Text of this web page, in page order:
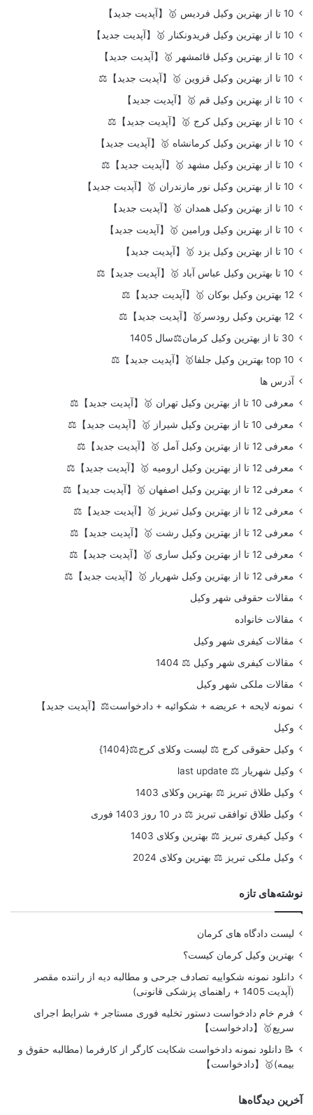
10 تا از بهترین وکیل فردیس 🥇【آپدیت جدید】
10 تا از بهترین وکیل فریدونکنار 🥇【آپدیت جدید】
10 تا از بهترین وکیل قائمشهر 🥇【آپدیت جدید】
10 تا از بهترین وکیل قزوین 🥇【آپدیت جدید】⚖️
10 تا از بهترین وکیل قم 🥇【آپدیت جدید】
10 تا از بهترین وکیل کرج 🥇【آپدیت جدید】⚖️
10 تا از بهترین وکیل کرمانشاه 🥇【آپدیت جدید】
10 تا از بهترین وکیل مشهد 🥇【آپدیت جدید】⚖️
10 تا از بهترین وکیل نور مازندران 🥇【آپدیت جدید】
10 تا از بهترین وکیل همدان 🥇【آپدیت جدید】
10 تا از بهترین وکیل ورامین 🥇【آپدیت جدید】
10 تا از بهترین وکیل یزد 🥇【آپدیت جدید】
10 تا بهترین وکیل عباس آباد 🥇【آپدیت جدید】⚖️
12 بهترین وکیل بوکان 🥇【آپدیت جدید】⚖️
12 بهترین وکیل رودسر🥇【آپدیت جدید】⚖️
30 تا از بهترین وکیل کرمان⚖️سال 1405
top 10 بهترین وکیل جلفا🥇【آپدیت جدید】⚖️
آدرس ها
معرفی 10 تا از بهترین وکیل تهران 🥇【آپدیت جدید】⚖️
معرفی 10 تا از بهترین وکیل شیراز 🥇【آپدیت جدید】⚖️
معرفی 12 تا از بهترین وکیل آمل 🥇【آپدیت جدید】⚖️
معرفی 12 تا از بهترین وکیل ارومیه 🥇【آپدیت جدید】⚖️
معرفی 12 تا از بهترین وکیل اصفهان 🥇【آپدیت جدید】⚖️
معرفی 12 تا از بهترین وکیل تبریز 🥇【آپدیت جدید】⚖️
معرفی 12 تا از بهترین وکیل رشت 🥇【آپدیت جدید】⚖️
معرفی 12 تا از بهترین وکیل ساری 🥇【آپدیت جدید】⚖️
معرفی 12 تا از بهترین وکیل شهریار 🥇【آپدیت جدید】⚖️
مقالات حقوقی شهر وکیل
مقالات خانواده
مقالات کیفری شهر وکیل
مقالات کیفری شهر وکیل ⚖️ 1404
مقالات ملکی شهر وکیل
نمونه لایحه + عریضه + شکوائیه + دادخواست⚖️【آپدیت جدید】
وکیل
وکیل حقوقی کرج ⚖️ لیست وکلای کرج⚖️{1404}
وکیل شهریار ⚖️ last update
وکیل طلاق تبریز ⚖️ بهترین وکلای 1403
وکیل طلاق توافقی تبریز ⚖️ در 10 روز 1403 فوری
وکیل کیفری تبریز ⚖️ بهترین وکلای 1403
وکیل ملکی تبریز ⚖️ بهترین وکلای 2024
نوشته‌های تازه
لیست دادگاه های کرمان
بهترین وکیل کرمان کیست؟
دانلود نمونه شکواییه تصادف جرحی و مطالبه دیه از راننده مقصر
(آپدیت 1405 + راهنمای پزشکی قانونی)
فرم خام دادخواست دستور تخلیه فوری مستاجر + شرایط اجرای
سریع🥇【دادخواست】
📝 دانلود نمونه دادخواست شکایت کارگر از کارفرما (مطالبه حقوق و
بیمه)🥇【دادخواست】
آخرین دیدگاه‌ها